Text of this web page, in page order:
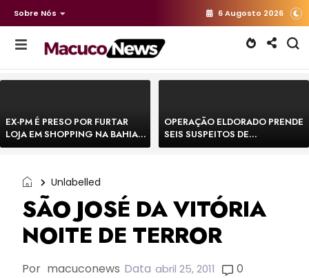
Sobre Nós 6 Augosto 2026
EX-PM É PRESO POR FURTAR
LOJA EM SHOPPING NA BAHIA E
ESCAPA CORRENDO DE
OPERAÇÃO ELDORADO PRENDE
SEIS SUSPEITOS DE
MOVIMENTAR R$ 25 MILHÕES
Unlabelled
SÃO JOSÉ DA VITÓRIA
NOITE DE TERROR
Por macuconews Data abril 25, 2011 0